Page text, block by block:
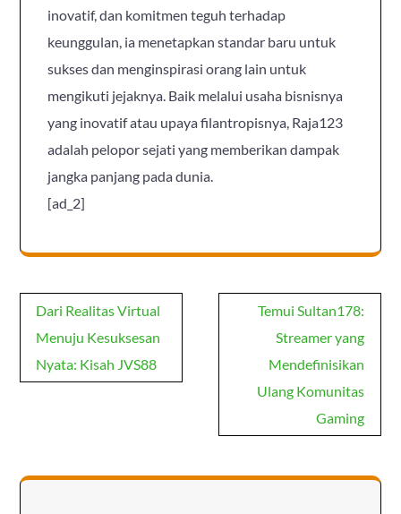
inovatif, dan komitmen teguh terhadap
keunggulan, ia menetapkan standar baru untuk
sukses dan menginspirasi orang lain untuk
mengikuti jejaknya. Baik melalui usaha bisnisnya
yang inovatif atau upaya filantropisnya, Raja123
adalah pelopor sejati yang memberikan dampak
jangka panjang pada dunia.
[ad_2]
Post
navigation
Dari Realitas Virtual
Menuju Kesuksesan
Nyata: Kisah JVS88
Temui Sultan178:
Streamer yang
Mendefinisikan
Ulang Komunitas
Gaming